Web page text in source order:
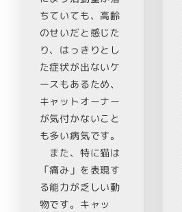
ちていても、高齢
のせいだと感じた
り、はっきりとし
た症状が出ないケ
ースもあるため、
キャットオーナー
が気付かないこと
も多い病気です。
また、特に猫は
「痛み」を表現す
る能力が乏しい動
物です。キャッ